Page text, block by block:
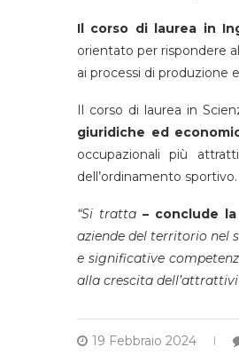
Il corso di laurea in
orientato per rispondere
ai processi di produzione
Il corso di laurea in
giuridiche ed
occupazionali più
dell’ordinamento sportivo.
“Si tratta – conclude
aziende del territorio nel
e significative
alla crescita
19 Febbraio 2024